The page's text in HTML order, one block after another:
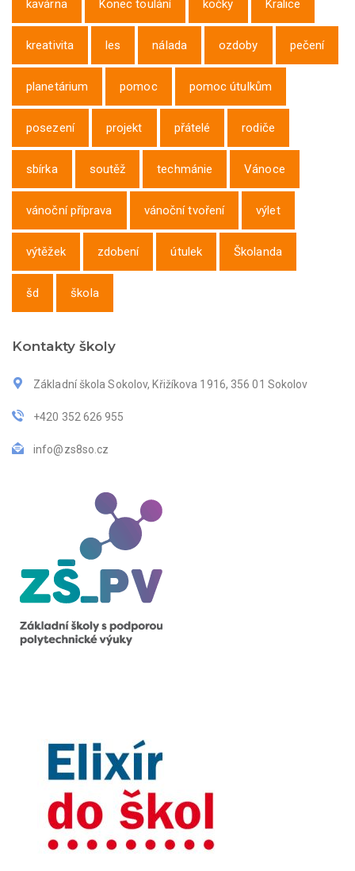
kavárna Konec toulání kočky Kralice
kreativita les nálada ozdoby pečení
planetárium pomoc pomoc útulkům
posezení projekt přátelé rodiče
sbírka soutěž techmánie Vánoce
vánoční příprava vánoční tvoření výlet
výtěžek zdobení útulek Školanda
šd škola
Kontakty školy
Základní škola Sokolov, Křižíkova 1916, 356 01 Sokolov
+420 352 626 955
info@zs8so.cz